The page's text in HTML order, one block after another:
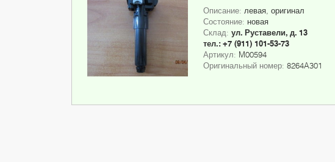
Описание: левая, оригинал
Состояние: новая
Склад: ул. Руставели, д. 13
тел.: +7 (911) 101-53-73
Артикул: M00594
Оригинальный номер: 8264A301